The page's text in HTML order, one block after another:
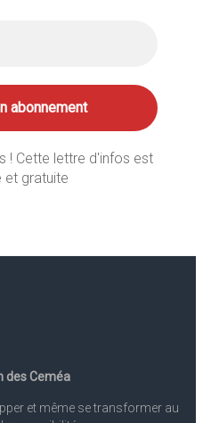
! Cette lettre d'infos est
et gratuite
des Ceméa
et même se transformer au